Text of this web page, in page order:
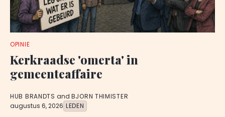
OPINIE
Kerkraadse 'omerta' in
gemeenteaffaire
HUB BRANDTS and BJORN THIMISTER
augustus 6, 2026 LEDEN